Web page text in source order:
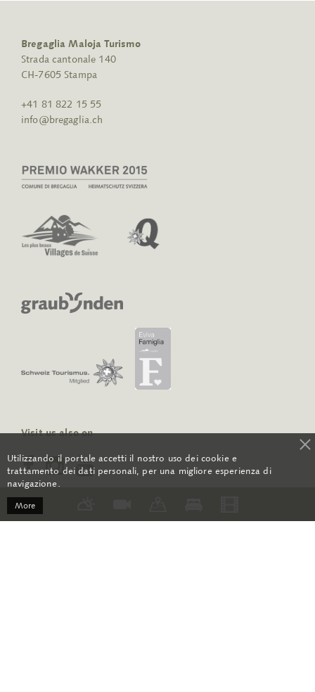
Bregaglia Maloja Turismo
Strada cantonale 140
CH-7605 Stampa
+41 81 822 15 55
info@bregaglia.ch
Visit us also on
Utilizzando il portale accetti il nostro uso dei cookie e
trattamento dei dati personali, per una migliore esperienza di
navigazione.
More